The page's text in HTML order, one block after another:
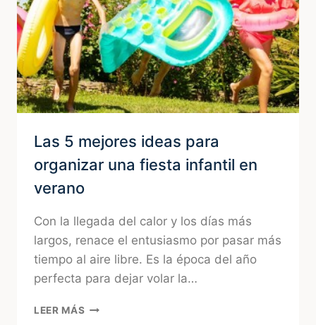
CAMINO
DE
LOS
HORNEROS
Las 5 mejores ideas para
organizar una fiesta infantil en
verano
Con la llegada del calor y los días más
largos, renace el entusiasmo por pasar más
tiempo al aire libre. Es la época del año
perfecta para dejar volar la…
LEER MÁS LAS